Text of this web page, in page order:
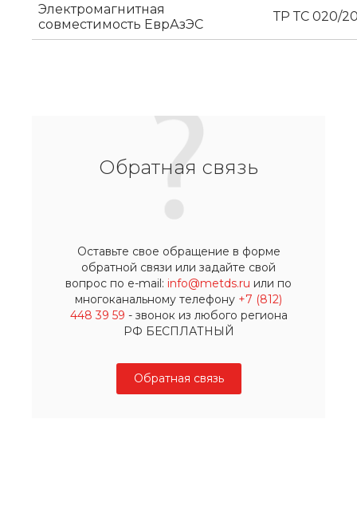
Электромагнитная
совместимость ЕврАзЭС
ТР ТС 020/
Обратная связь
Оставьте свое обращение в форме
обратной связи или задайте свой
вопрос по e-mail: info@metds.ru или по
многоканальному телефону +7 (812)
448 39 59 - звонок из любого региона
РФ БЕСПЛАТНЫЙ
Обратная связь